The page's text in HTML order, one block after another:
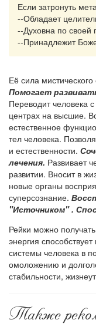
Если затронуть
--Обладает
--Духовна по своей
--Принадлежит
Её сила
Помогает
Переводит человека
центрах на высшие.
естественное
тел человека.
и естественности.
лечения. Развивает
развитии. Вносит в
новые органы
суперсознание.
"Источником" .
Рейки можно
энергия
системы человека в
омоложению и
стабильности,
Также